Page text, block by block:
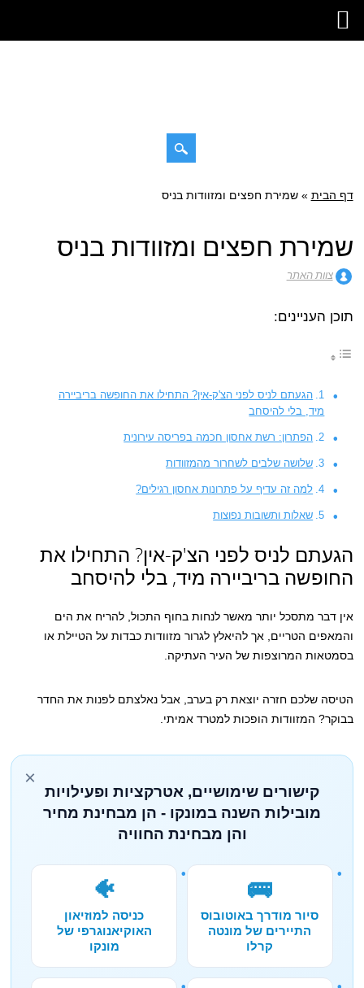
תפריט ראשי
דילוג
דף הבית »שמירת חפצים ומזוודות בניס
שמירת חפצים ומזוודות בניס
צוות האתר
תוכן העניינים:
הגעתם לניס לפני הצ'ק-אין? התחילו את החופשה בריביירה
מיד, בלי להיסחב
הפתרון: רשת אחסון חכמה בפריסה עירונית
שלושה שלבים לשחרור מהמזוודות
למה זה עדיף על פתרונות אחסון רגילים?
שאלות ותשובות נפוצות
הגעתם לניס לפני הצ'ק-אין? התחילו את
החופשה בריביירה מיד, בלי להיסחב
אין דבר מתסכל יותר מאשר לנחות בחוף התכול, להריח את הים
והמאפים הטריים, אך להיאלץ לגרור מזוודות כבדות על הטיילת או
בסמטאות המרוצפות של העיר העתיקה.
הטיסה שלכם חזרה יוצאת רק בערב, אבל נאלצתם לפנות את החדר
בבוקר? המזוודות הופכות למטרד אמיתי.
×
קישורים שימושיים, אטרקציות ופעילויות
מובילות השנה במונקו - הן מבחינת מחיר
והן מבחינת החוויה
🚌
סיור מודרך באוטובוס
התיירים של מונטה
קרלו
🐠
כניסה למוזיאון
האוקיאנוגרפי של
מונקו